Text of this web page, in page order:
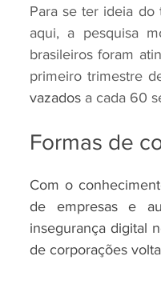
Para se ter ideia do
aqui, a pesquisa
brasileiros foram
primeiro trimestre
vazados a cada 60
Formas de
Com o
de empresas e
insegurança digital
de corporações